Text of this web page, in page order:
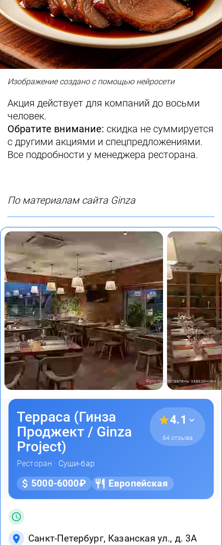
Изображение создано с помощью нейросети
Акция действует для компаний до восьми
человек.
Обратите внимание: скидка не суммируется
с другими акциями и спецпредложениями.
Все подробности у менеджера ресторана.
По материалам сайта Ginza
Фото предоставлены заведением
Терраса (Гинза
Проджект / Ginza
Project)
Ресторан · Суши-бар
4.1
64 отзыва
5000-6000₽ Европейская
Санкт-Петербург, Казанская ул., д. 3А